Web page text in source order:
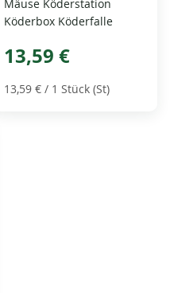
Mäuse Köderstation
Köderbox Köderfalle
13,59 €
13,59 € / 1 Stück (St)